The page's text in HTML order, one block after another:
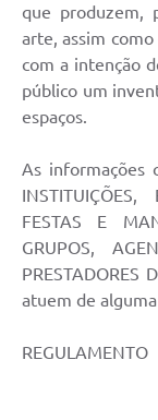
que produzem,
arte, assim
com a intenção
público um
espaços.
As informações
INSTITUIÇÕES,
FESTAS E
GRUPOS,
PRESTADORES
atuem de
REGULAMENTO